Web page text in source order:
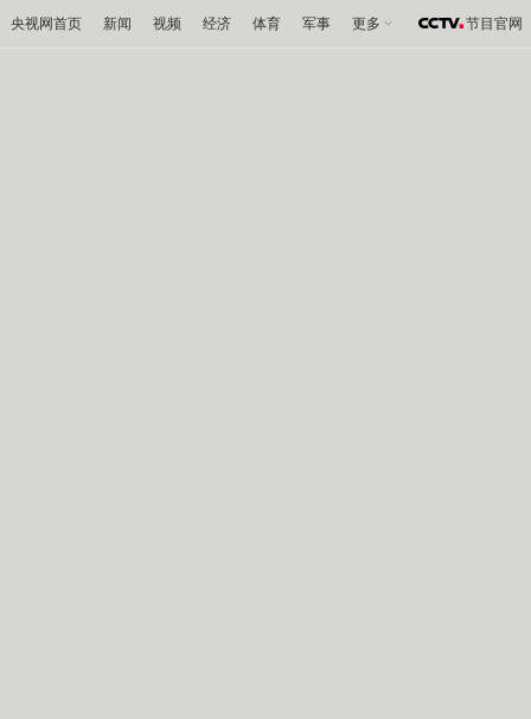
央视网首页 新闻 视频 经济 体育 军事 更多 节目官网